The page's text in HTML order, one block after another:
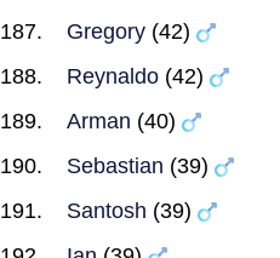
Gregory (42)
Reynaldo (42)
Arman (40)
Sebastian (39)
Santosh (39)